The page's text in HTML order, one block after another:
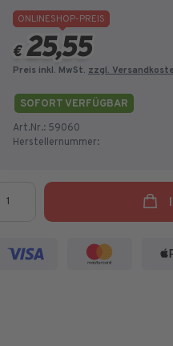
Sternen.
ONLINESHOP-PREIS
€ 25,55
Preis inkl. MwSt. zzgl.
SOFORT VERFÜGBAR
Art.Nr.: 59060
Herstellernummer: